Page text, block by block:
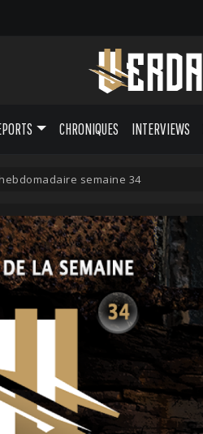
CHRONIQUES INTERVIEWS
semaine 34